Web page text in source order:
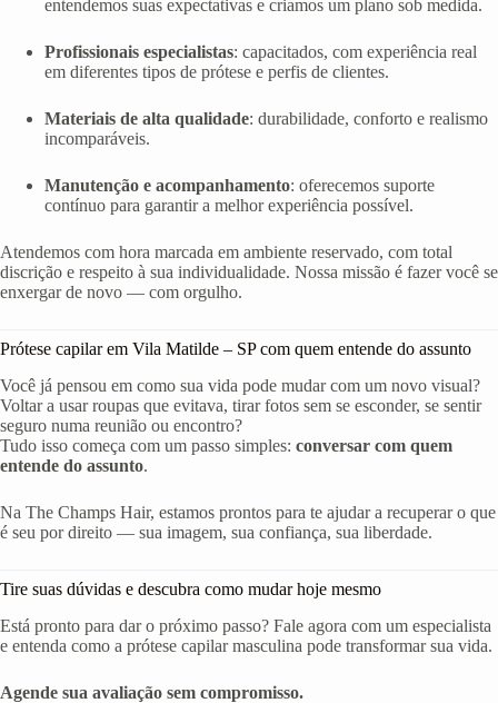
entendemos suas expectativas e criamos um plano sob medida.
Profissionais especialistas: capacitados, com experiência real
em diferentes tipos de prótese e perfis de clientes.
Materiais de alta qualidade: durabilidade, conforto e realismo
incomparáveis.
Manutenção e acompanhamento: oferecemos suporte
contínuo para garantir a melhor experiência possível.
Atendemos com hora marcada em ambiente reservado, com total
discrição e respeito à sua individualidade. Nossa missão é fazer você se
enxergar de novo — com orgulho.
Prótese capilar em Vila Matilde – SP com quem entende do assunto
Você já pensou em como sua vida pode mudar com um novo visual?
Voltar a usar roupas que evitava, tirar fotos sem se esconder, se sentir
seguro numa reunião ou encontro?
Tudo isso começa com um passo simples: conversar com quem
entende do assunto.
Na The Champs Hair, estamos prontos para te ajudar a recuperar o que
é seu por direito — sua imagem, sua confiança, sua liberdade.
Tire suas dúvidas e descubra como mudar hoje mesmo
Está pronto para dar o próximo passo? Fale agora com um especialista
e entenda como a prótese capilar masculina pode transformar sua vida.
Agende sua avaliação sem compromisso.